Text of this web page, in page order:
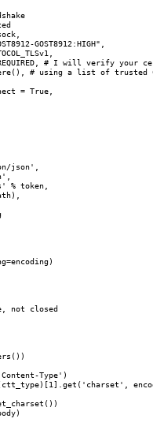
GOST8912:HIGH"
# I will verify your
(),
# using a list of trusted
= True
json'
' % token
),
=encoding)
not closed
())
Type' )
ctt_type)[1 ] get ( 'charset'
())
)